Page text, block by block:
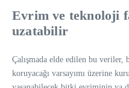
Evrim ve teknoloji
uzatabilir
Çalışmada elde edilen bu veriler,
koruyacağı varsayımı üzerine